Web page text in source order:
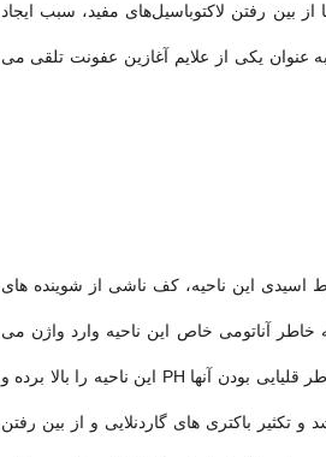
بین رفتن لاکتوباسیل‌های مفید، سبب ایجاد
عنوان یکی از علایم آغازین عفونت تلقی می
اسیدی این ناحیه، کف ناشی از شوینده‌ های
آناتومی خاص این ناحیه وارد واژن می
‌شود. استفاده مکرر از این شوینده‌ ها به خاطر قلیایی بودن آنها PH این ناحیه را بالا برده و
باکتری ‌های گاردنلایی و از بین رفتن